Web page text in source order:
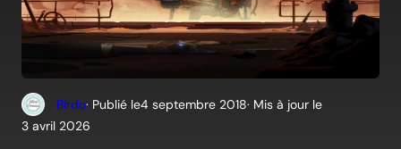
Birdo· Publié le4 septembre 2018· Mis à jour le
3 avril 2026